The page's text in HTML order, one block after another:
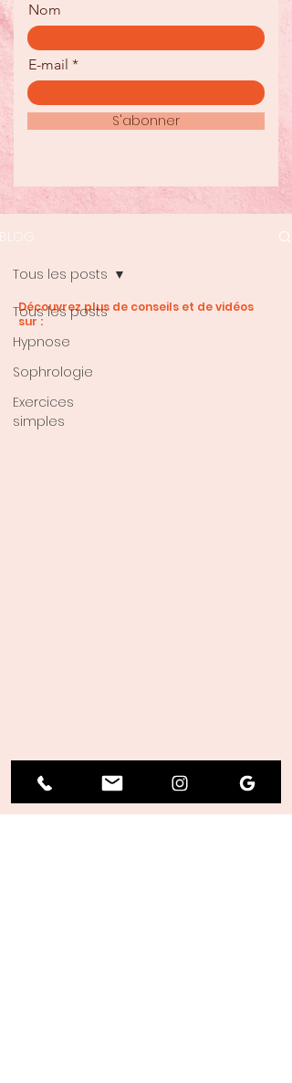
Nom
E-mail
S'abonner
BLOG
Tous les posts
Hypnose
Sophrologie
Exercices
simples
Tous les posts
Découvrez plus de conseils et de vidéos
sur :